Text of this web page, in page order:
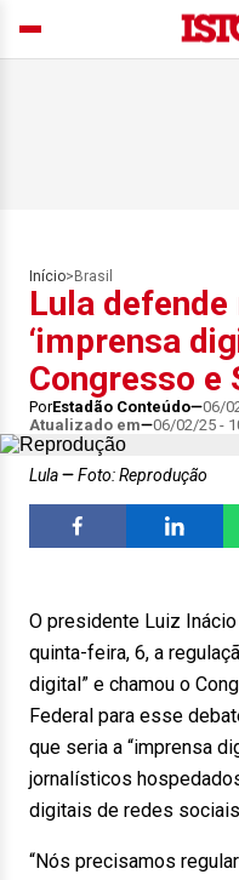
Início> Brasil
Lula
‘imprensa
Congresso e
PorEstadão Conteúdo 06/
Atualizado em
06/02/25 -
Lula Foto: Reprodução
O presidente Luiz
quinta-feira, 6, a
digital” e chamou o
Federal para esse
que seria a “imprensa
jornalísticos
digitais de redes
“Nós precisamos